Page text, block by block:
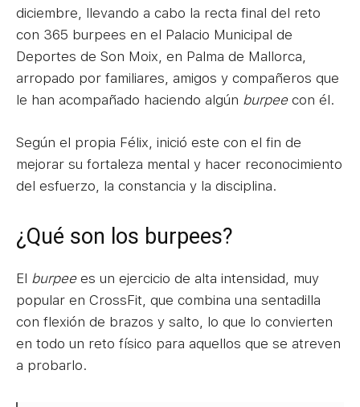
diciembre, llevando a cabo la recta final del reto
con 365 burpees en el Palacio Municipal de
Deportes de Son Moix, en Palma de Mallorca,
arropado por familiares, amigos y compañeros que
le han acompañado haciendo algún burpeecon él.
Según el propia Félix, inició este con el fin de
mejorar su fortaleza mental y hacer reconocimiento
del esfuerzo, la constancia y la disciplina.
¿Qué son los burpees?
El burpeees un ejercicio de alta intensidad, muy
popular en CrossFit, que combina una sentadilla
con flexión de brazos y salto, lo que lo convierten
en todo un reto físico para aquellos que se atreven
a probarlo.